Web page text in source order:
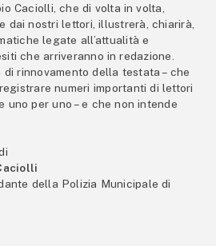
Caciolli, che di volta in volta,
dai nostri lettori, illustrerà, chiarirà,
legate all’attualità e
che arriveranno in redazione.
di rinnovamento della testata – che
numeri importanti di lettori
uno per uno – e che non intende
della Polizia Municipale di